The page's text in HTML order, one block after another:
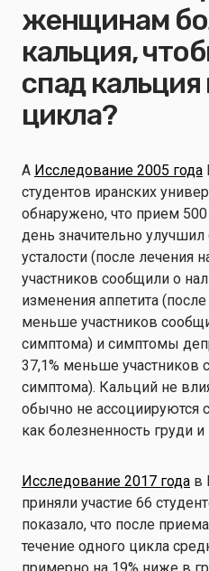
женщинам
кальция,
спад
цикла?
A Исследование 2005 года
студентов иранских
обнаружено, что прием
день значительно
усталости (после лечения
участников сообщили о
изменения аппетита
меньше участников
симптома) и симптомы
37,1% меньше участников
симптома). Кальций не
обычно не ассоциируются
как болезненность груди
Исследование 2017 года в
приняли участие 66
показало, что после
течение одного цикла